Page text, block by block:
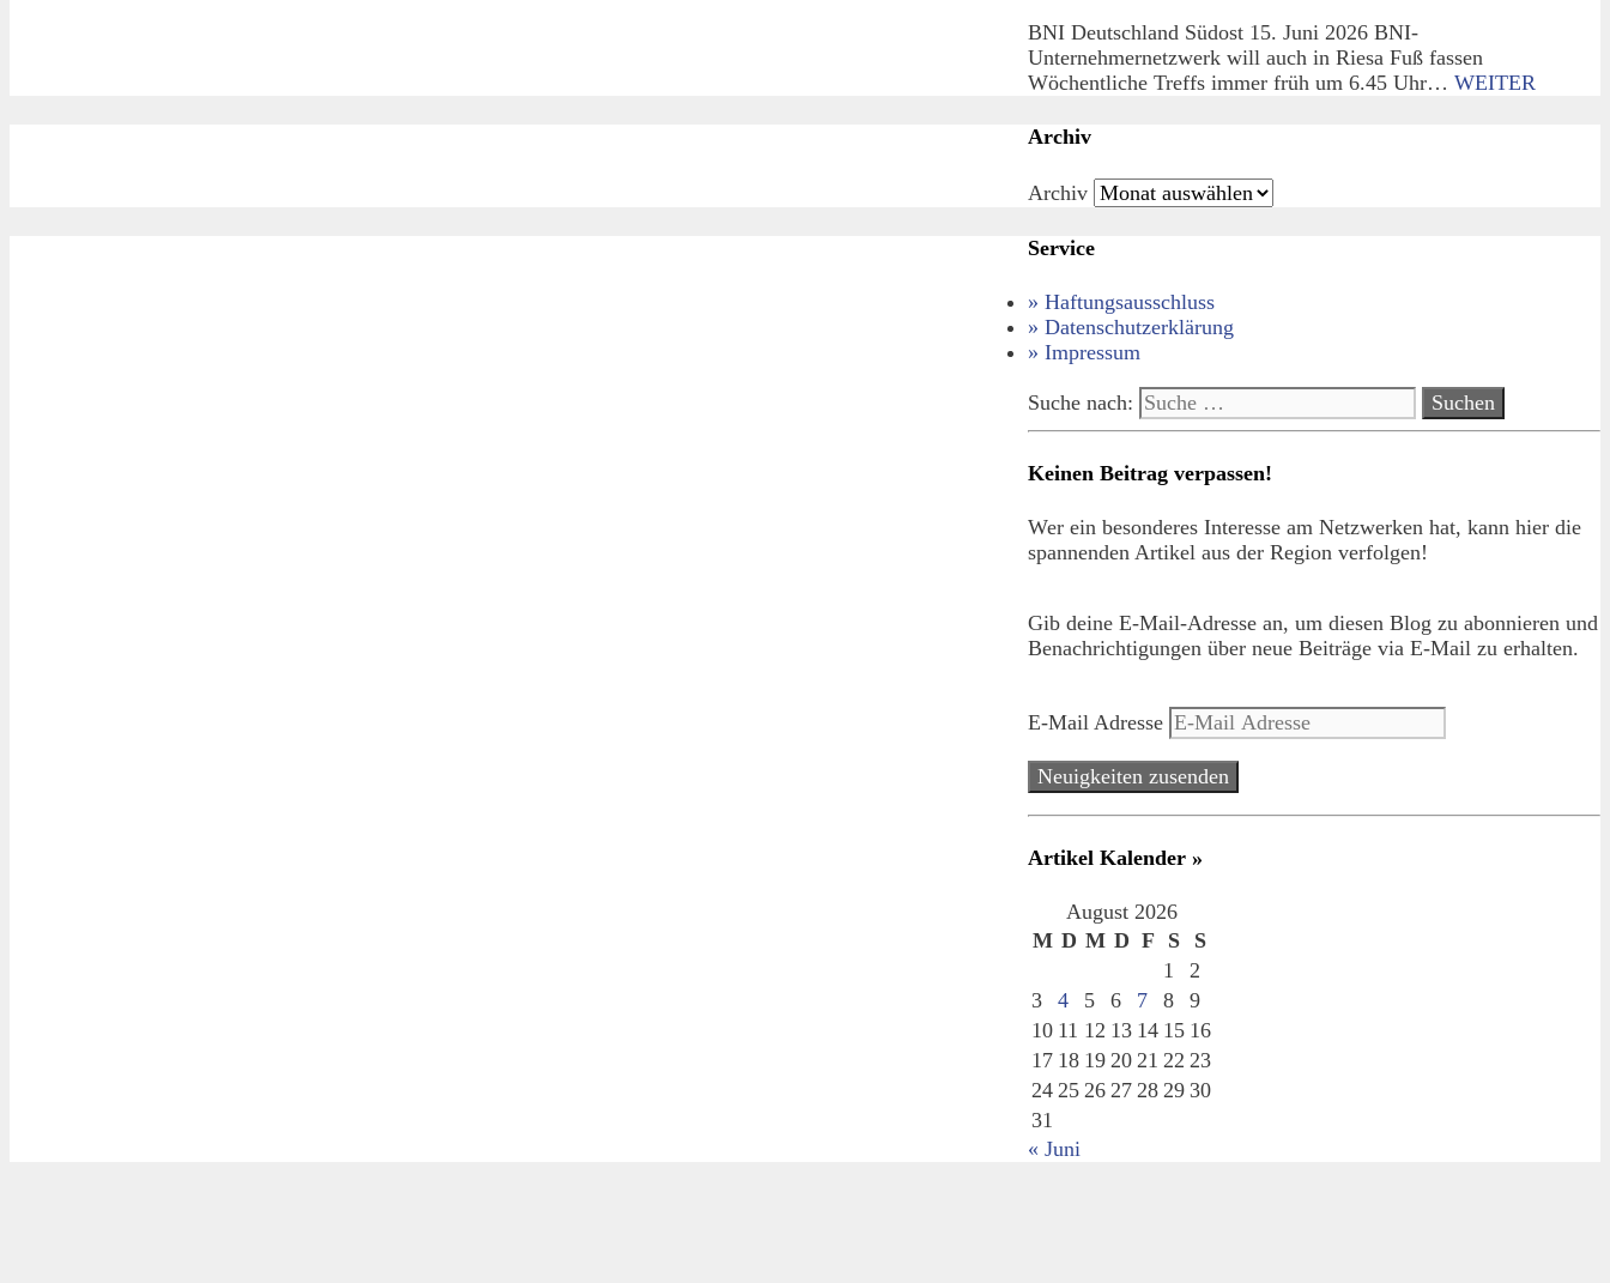
BNI Deutschland Südost 15. Juni 2026 BNI-
Unternehmernetzwerk will auch in Riesa Fuß fassen
Wöchentliche Treffs immer früh um 6.45 Uhr… WEITER
Archiv
Archiv
Service
» Haftungsausschluss
» Datenschutzerklärung
» Impressum
Suche nach:
Keinen Beitrag verpassen!
Wer ein besonderes Interesse am Netzwerken hat, kann hier die
spannenden Artikel aus der Region verfolgen!
Gib deine E-Mail-Adresse an, um diesen Blog zu abonnieren und
Benachrichtigungen über neue Beiträge via E-Mail zu erhalten.
E-Mail Adresse
Neuigkeiten zusenden
Artikel Kalender »
August 2026
M D M D F S
S
1
2
3
4 5 6 7 8
9
10 11 12 13 14 15 16
17 18 19 20 21 22 23
24 25 26 27 28 29 30
31
« Juni